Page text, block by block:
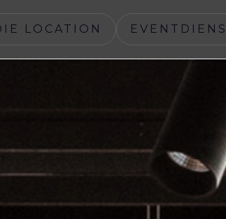
LOCATION